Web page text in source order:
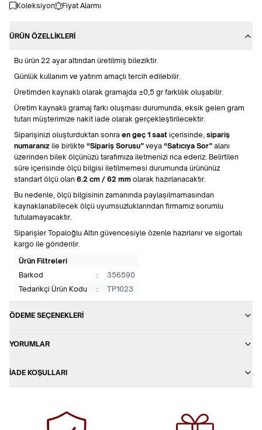
Koleksiyon Fiyat Alarmı
ÜRÜN ÖZELLIKLERI
Bu ürün 22 ayar altından üretilmiş bileziktir.
Günlük kullanım ve yatırım amaçlı tercih edilebilir.
Üretimden kaynaklı olarak gramajda ±0,5 gr farklılık oluşabilir.
Üretim kaynaklı gramaj farkı oluşması durumunda, eksik gelen gram
tutarı müşterimize nakit iade olarak gerçekleştirilecektir.
Siparişinizi oluşturduktan sonra en geç 1 saat içerisinde, sipariş
numaranız ile birlikte “Sipariş Sorusu” veya “Satıcıya Sor” alanı
üzerinden bilek ölçünüzü tarafımıza iletmenizi rica ederiz. Belirtilen
süre içerisinde ölçü bilgisi iletilmemesi durumunda ürününüz
standart ölçü olan 6.2 cm / 62 mm olarak hazırlanacaktır.
Bu nedenle, ölçü bilgisinin zamanında paylaşılmamasından
kaynaklanabilecek ölçü uyumsuzluklarından firmamız sorumlu
tutulamayacaktır.
Siparişler Topaloğlu Altın güvencesiyle özenle hazırlanır ve sigortalı
kargo ile gönderilir.
Ürün Filtreleri
Barkod
:
356590
Tedarikçi Ürün Kodu
: TP1023
ÖDEME SEÇENEKLERI
YORUMLAR
İADE KOŞULLARI